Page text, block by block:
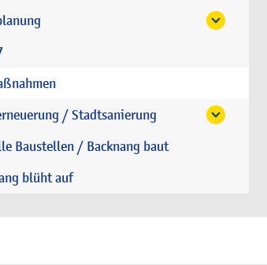
/ Stadtsanierung
Baustellen / Backnang baut
blüht auf